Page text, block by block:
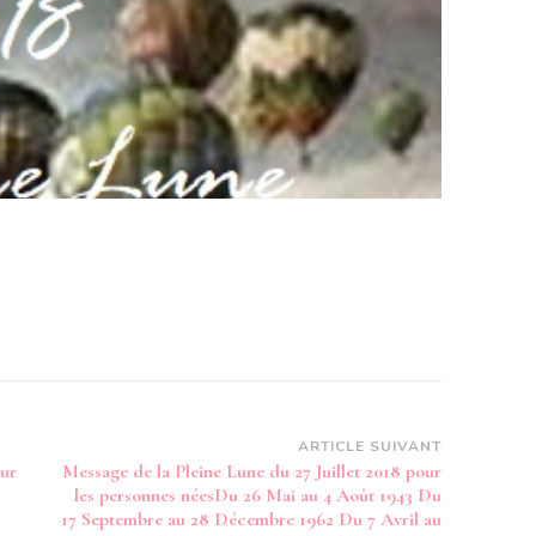
ARTICLE SUIVANT
Message de la Pleine Lune du 27 Juillet 2018 pour
les personnes néesDu 26 Mai au 4 Août 1943 Du
17 Septembre au 28 Décembre 1962 Du 7 Avril au